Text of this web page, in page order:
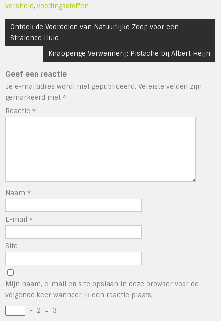
versheid,voedingsstoffen
Bericht
navigatie
Ontdek de Voordelen van Natuurlijke Zeep voor een
Stralende Huid
Knapperige Verwennerij: Pistache bij Albert Heijn
Geef een reactie
Je e-mailadres wordt niet gepubliceerd. Vereiste velden zijn
gemarkeerd met*
Reactie*
Naam*
E-mail*
Site
Mijn naam, e-mail en site opslaan in deze browser voor de
volgende keer wanneer ik een reactie plaats.
−
2 = 3